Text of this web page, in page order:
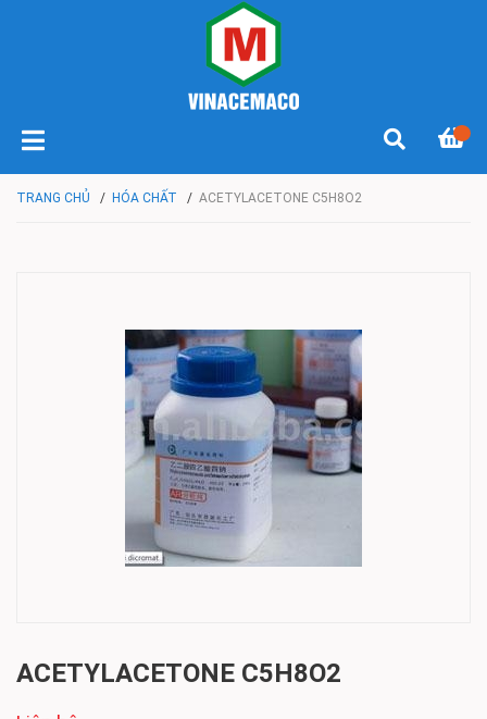
TRANG CHỦ / HÓA CHẤT / ACETYLACETONE C5H8O2
ACETYLACETONE C5H8O2